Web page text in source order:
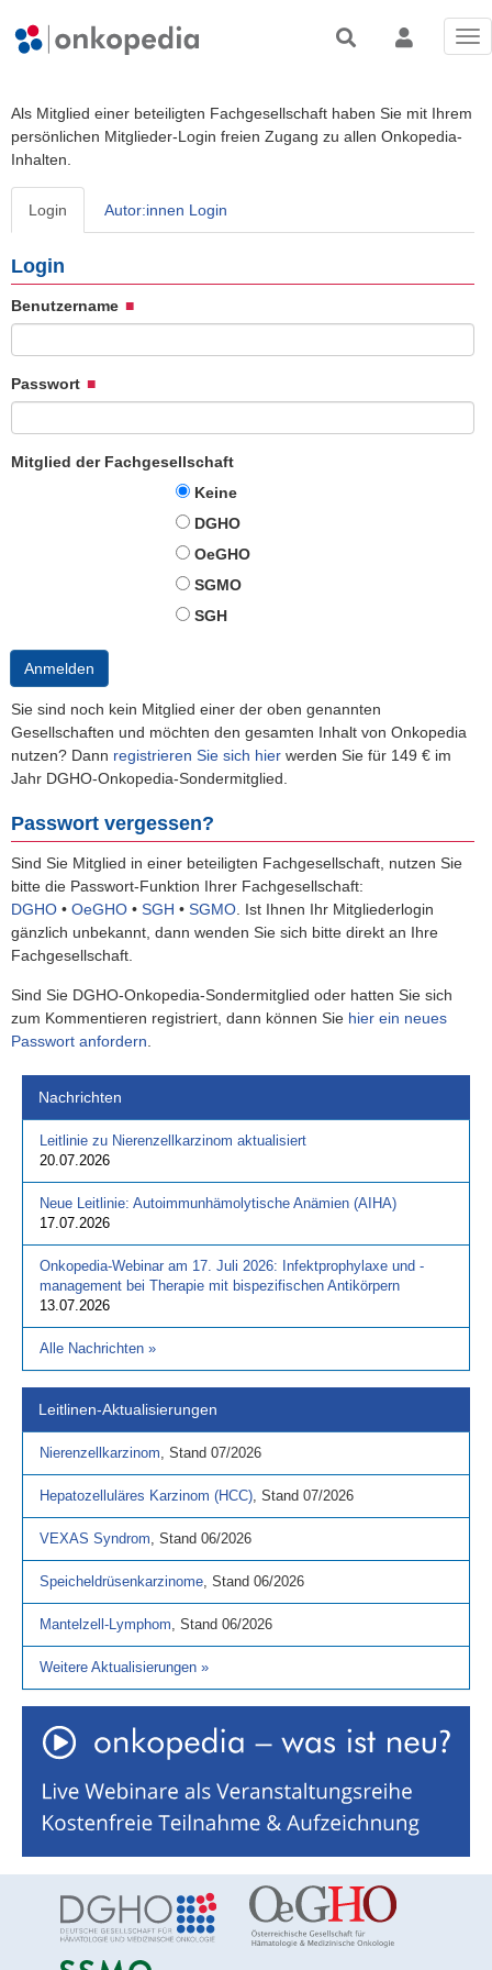
Als Mitglied einer beteiligten Fachgesellschaft haben Sie mit Ihrem
persönlichen Mitglieder-Login freien Zugang zu allen Onkopedia-
Inhalten.
Login Autor:innen Login
Login
Benutzername
Passwort
Mitglied der Fachgesellschaft
Keine
DGHO
OeGHO
SGMO
SGH
Anmelden
Sie sind noch kein Mitglied einer der oben genannten
Gesellschaften und möchten den gesamten Inhalt von Onkopedia
nutzen? Dann registrieren Sie sich hier werden Sie für 149 € im
Jahr DGHO-Onkopedia-Sondermitglied.
Passwort vergessen?
Sind Sie Mitglied in einer beteiligten Fachgesellschaft, nutzen Sie
bitte die Passwort-Funktion Ihrer Fachgesellschaft:
DGHO • OeGHO • SGH • SGMO Ist Ihnen Ihr Mitgliederlogin
gänzlich unbekannt, dann wenden Sie sich bitte direkt an Ihre
Fachgesellschaft.
Sind Sie DGHO-Onkopedia-Sondermitglied oder hatten Sie sich
zum Kommentieren registriert, dann können Sie hier ein neues
Passwort anfordern
Nachrichten
Leitlinie zu Nierenzellkarzinom aktualisiert
20.07.2026
Neue Leitlinie: Autoimmunhämolytische Anämien (AIHA)
17.07.2026
Onkopedia-Webinar am 17. Juli 2026: Infektprophylaxe und -
management bei Therapie mit bispezifischen Antikörpern
13.07.2026
Alle Nachrichten »
Leitlinen-Aktualisierungen
Nierenzellkarzinom, Stand 07/2026
Hepatozelluläres Karzinom (HCC), Stand 07/2026
VEXAS Syndrom, Stand 06/2026
Speicheldrüsenkarzinome, Stand 06/2026
Mantelzell-Lymphom, Stand 06/2026
Weitere Aktualisierungen »